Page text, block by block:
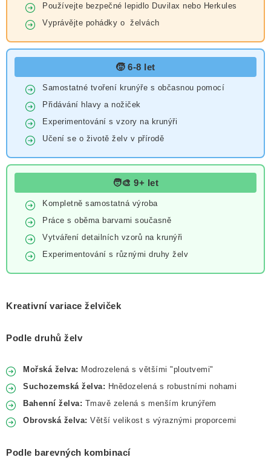
Používejte bezpečné lepidlo Duvilax nebo Herkules
Vyprávějte pohádky o želvách
🧒 6-8 let
Samostatné tvoření krunýře s občasnou pomocí
Přidávání hlavy a nožiček
Experimentování s vzory na krunýři
Učení se o životě želv v přírodě
🧑‍🎨 9+ let
Kompletně samostatná výroba
Práce s oběma barvami současně
Vytváření detailních vzorů na krunýři
Experimentování s různými druhy želv
Kreativní variace želviček
Podle druhů želv
Mořská želva: Modrozelená s většími "ploutvemi"
Suchozemská želva: Hnědozelená s robustními nohami
Bahenní želva: Tmavě zelená s menším krunýřem
Obrovská želva: Větší velikost s výraznými proporcemi
Podle barevných kombinací